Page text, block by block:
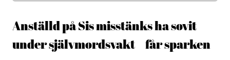
Anställd på Sis misstänks ha sovit
under självmordsvakt – får sparken